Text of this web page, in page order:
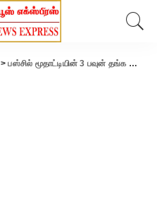
>பஸ்சில் மூதாட்டியின் 3 பவுன் தங்க செயின் திருட்டு..